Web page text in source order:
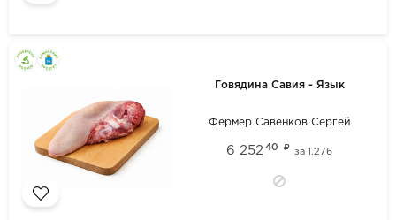
Говядина Савия - Язык
Фермер Савенков Сергей
6 252 40 за1.276